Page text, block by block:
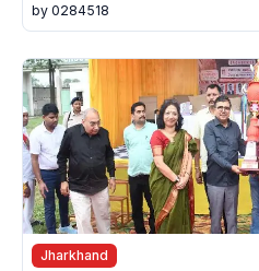
by 0284518
Jharkhand